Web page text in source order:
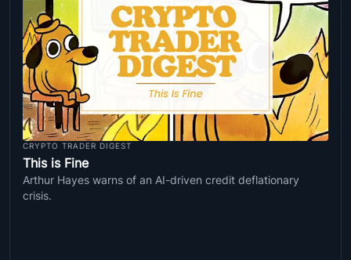
CRYPTO TRADER DIGEST
This is Fine
Arthur Hayes warns of an AI-driven credit deflationary
crisis.